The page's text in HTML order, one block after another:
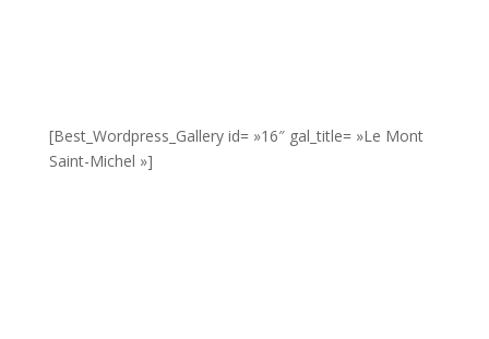
[Best_Wordpress_Gallery id= »16″ gal_title= »Le Mont
Saint-Michel »]